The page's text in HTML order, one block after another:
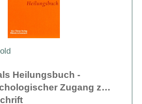
Heilungsbuch -
Zugang zur